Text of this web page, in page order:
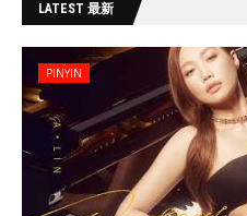
LATEST 最新
PINYIN